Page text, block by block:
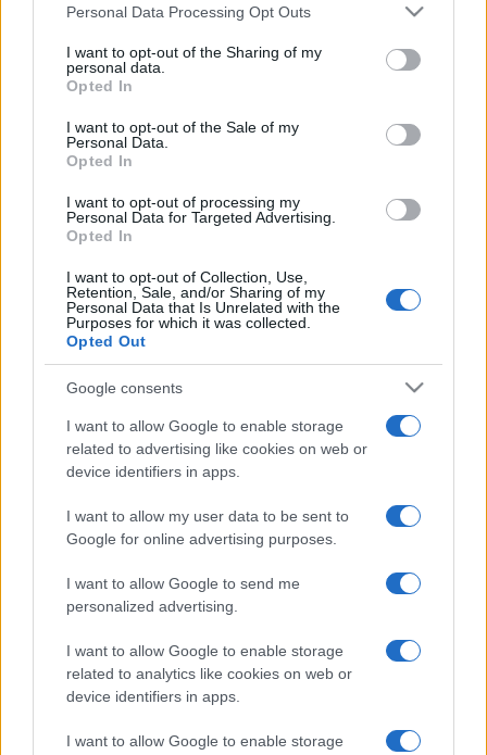
Please note that this website/app uses one or more Google
not limited to your visit or usage behaviour. You may click to
grant or deny consent to Google and its third-party tags to
use your data for below specified purposes in below Google
consent section.
Personal Data Processing Opt Outs
I want to opt-out of the Sharing of my
personal data.
Opted In
I want to opt-out of the Sale of my
Personal Data.
Opted In
I want to opt-out of processing my
Personal Data for Targeted Advertising.
Opted In
I want to opt-out of Collection, Use,
Retention, Sale, and/or Sharing of my
Personal Data that Is Unrelated with the
Purposes for which it was collected.
Opted Out
Google consents
I want to allow Google to enable storage
related to advertising like cookies on web or
device identifiers in apps.
I want to allow my user data to be sent to
Google for online advertising purposes.
I want to allow Google to send me
personalized advertising.
I want to allow Google to enable storage
related to analytics like cookies on web or
device identifiers in apps.
I want to allow Google to enable storage
Tóth Krisztina, az Álomzug társulás vezetője elmondta, hogy
„természetesen ez nem pótolja teljes mértékben az élő
játék varázsát, viszont a közeli felvételek lehetőséget
láttassunk, amiket színházi körülmények között esetleg nem
láthatnának a nézők.”
A Manna Matiné a felnőtteknek szóló
bábelőadással karácsony után,
december 27-én hívja a képernyők elé a
nézőket.
A legendásnak is mondhatóAz időnk rövid történetecímű
előadást mutatják be, ráadásul angol felirattal, hogy még
több emberhez eljuthasson az előadás. Gimesi Dóra elárulta
egy korábbi interjúban, hogy személyes indíttatásból kezdte
el megírni a darabot, mikor elveszítette a nagymamáját,
akihez nagyon kötődött.
Az előadásban megjelenő idős emberek és az ő történeteik
mind végtelenül emberiek, megkapóak és humorosak. Az
figurákat Andrusko Marcella, Pallai Mara, Teszárek Csaba és
Szolár Tibor keltik életre. A megkapó történetek mellett
zenés betétek is színesítik a produkciót, ahogy az író